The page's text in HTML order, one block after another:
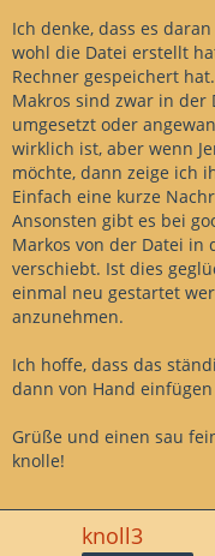
Ich denke, dass es
wohl die Datei erstellt
Rechner gespeichert
Makros sind zwar in
umgesetzt oder
wirklich ist, aber wenn
möchte, dann zeige ich
Einfach eine kurze
Ansonsten gibt es bei
Markos von der Datei in
verschiebt. Ist dies
einmal neu gestartet
anzunehmen.
Ich hoffe, dass das
dann von Hand
Grüße und einen sau
knolle!
knoll3